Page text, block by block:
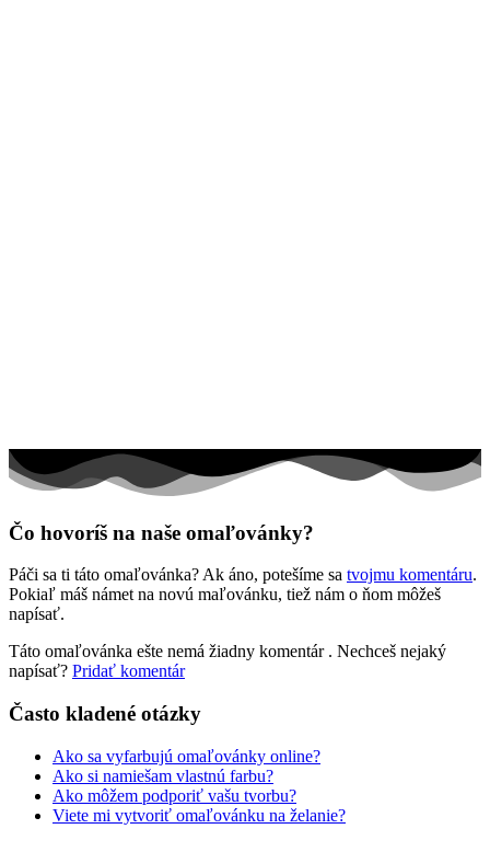
Zima a Vianoce
Nezaradené
Čo hovoríš na naše omaľovánky?
Páči sa ti táto omaľovánka? Ak áno, potešíme sa tvojmu komentáru.
Pokiaľ máš námet na novú maľovánku, tiež nám o ňom môžeš
napísať.
Táto omaľovánka ešte nemá žiadny komentár . Nechceš nejaký
napísať? Pridať komentár
Často kladené otázky
Ako sa vyfarbujú omaľovánky online?
Ako si namiešam vlastnú farbu?
Ako môžem podporiť vašu tvorbu?
Viete mi vytvoriť omaľovánku na želanie?